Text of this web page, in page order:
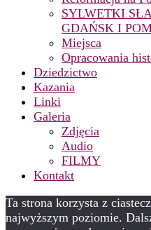
SYLWETKI
GDAŃSK I
Miejsca
Opracowania
Dziedzictwo
Kazania
Linki
Galeria
Zdjęcia
Audio
FILMY
Kontakt
Ta strona korzysta z
najwyższym poziomie.